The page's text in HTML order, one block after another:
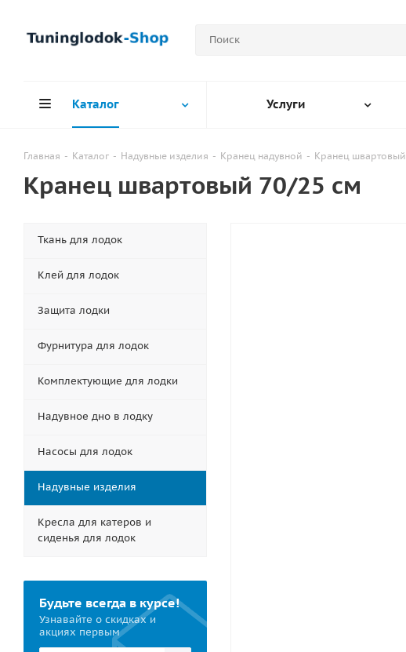
Каталог Услуги
Главная - Каталог - Надувные изделия - Кранец надувной - Кранец швартовый
Кранец швартовый 70/25 см
Ткань для лодок
Клей для лодок
Защита лодки
Фурнитура для лодок
Комплектующие для лодки
Надувное дно в лодку
Насосы для лодок
Надувные изделия
Кресла для катеров и
сиденья для лодок
Будьте всегда в курсе!
Узнавайте о скидках и
акциях первым